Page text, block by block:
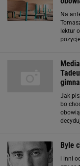
Na
lektur
Jak
bo
Byle
i inni